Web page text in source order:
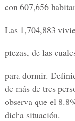
con 607,656
Las 1,704,883
piezas, de las
para dormir.
de más de tres
observa que el
dicha situación.